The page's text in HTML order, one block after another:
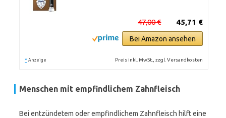
45,71 €
47,00 €
Bei Amazon ansehen
* Anzeige Preis inkl. MwSt., zzgl. Versandkosten
Menschen mit empfindlichem Zahnfleisch
Bei entzündetem oder empfindlichem Zahnfleisch hilft eine